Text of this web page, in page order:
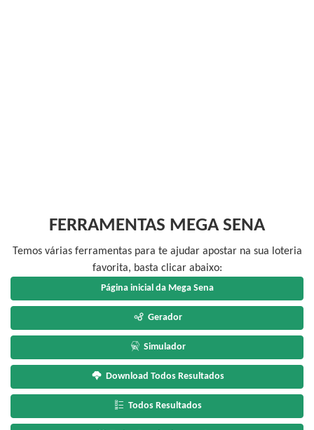
FERRAMENTAS MEGA SENA
Temos várias ferramentas para te ajudar apostar na sua loteria
favorita, basta clicar abaixo:
Página inicial da Mega Sena
Gerador
Simulador
Download Todos Resultados
Todos Resultados